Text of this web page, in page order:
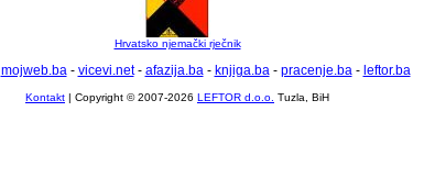
Hrvatsko njemački rječnik
mojweb.ba- vicevi.net- afazija.ba- knjiga.ba- pracenje.ba- leftor.ba
Kontakt | Copyright © 2007-2026 LEFTOR d.o.o. Tuzla, BiH